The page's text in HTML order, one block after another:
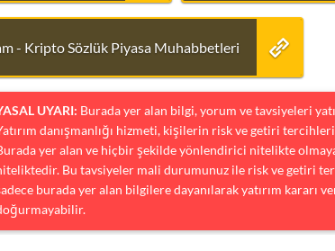
- Kripto Sözlük Piyasa Muhabbetleri
UYARI: Burada yer alan bilgi, yorum ve tavsiyeleri
danışmanlığı hizmeti, kişilerin risk ve getiri
yer alan ve hiçbir şekilde yönlendirici nitelikte
Bu tavsiyeler mali durumunuz ile risk ve getiri
burada yer alan bilgilere dayanılarak yatırım kararı